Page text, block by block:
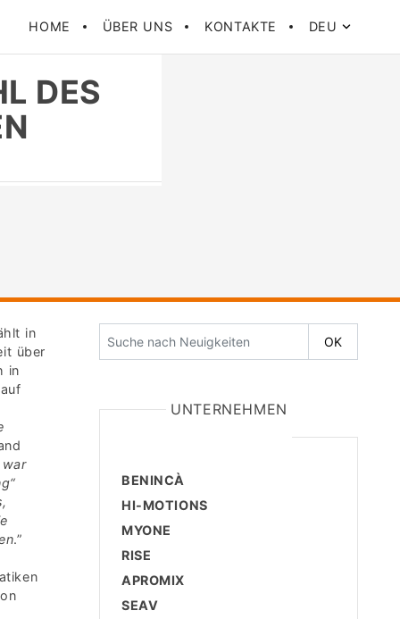
HOME ÜBER UNS KONTAKTE DEU
DES
in
über
in
.”
UNTERNEHMEN
BENINCÀ
HI-MOTIONS
MYONE
RISE
APROMIX
SEAV